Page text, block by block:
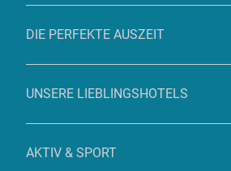
DIE PERFEKTE AUSZEIT
UNSERE LIEBLINGSHOTELS
AKTIV & SPORT